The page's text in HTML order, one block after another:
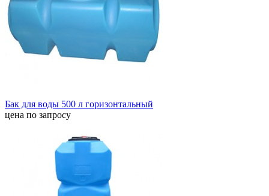
Бак для воды 500 л горизонтальный
цена по запросу